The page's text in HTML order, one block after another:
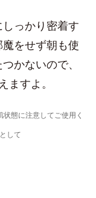
っかり密着す
をせず朝も使
かないので、
ますよ。
態に注意してご使用く
して